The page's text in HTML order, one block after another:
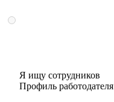
Я ищу сотрудников
Профиль работодателя